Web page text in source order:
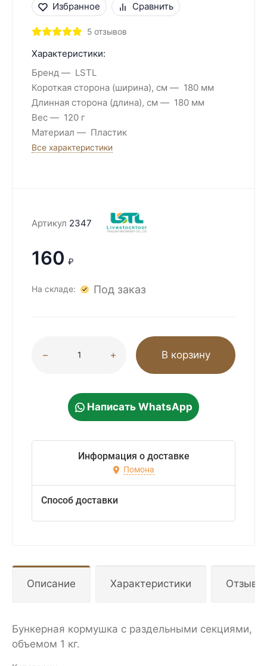
Избранное Сравнить
5 отзывов
Характеристики:
Бренд
LSTL
Короткая сторона (ширина), см
180 мм
Длинная сторона (длина), см
180 мм
Вес
120 г
Материал
Пластик
Все характеристики
Артикул 2347
160 ₽
На складе: Под заказ
В корзину
Написать WhatsApp
Информация о доставке
Помона
Способ доставки
Описание Характеристики Отзывы
Бункерная кормушка с раздельными секциями,
объемом 1 кг.